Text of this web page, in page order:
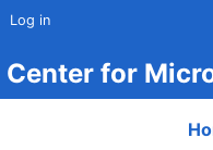
Log in
Center for